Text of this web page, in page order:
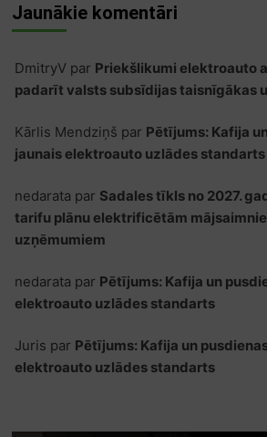
Jaunākie komentāri
DmitryVpar Priekšlikumi elektroauto
padarīt valsts subsīdijas taisnīgākas
Kārlis Mendziņš par Pētījums: Kafija
jaunais elektroauto uzlādes standarts
nedarata par Sadales tīkls no 2027.
tarifu plānu elektrificētām
uzņēmumiem
nedarata par Pētījums: Kafija un
elektroauto uzlādes standarts
Juris par Pētījums: Kafija un
elektroauto uzlādes standarts